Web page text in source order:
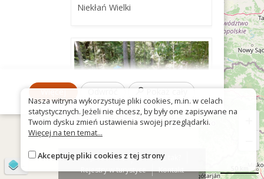
Niekłań Wielki
Punkt wypoczynkowy
Więcej
O platformie
Znak nie tak?
Rejestry w turystyce
Kontakt
Nasza witryna wykorzystuje pliki cookies, m.in. w celach
statystycznych. Jeżeli nie chcesz, by były one zapisywane na
Twoim dysku zmień ustawienia swojej przeglądarki.
Więcej na ten temat...
Akceptuję pliki cookies z tej strony